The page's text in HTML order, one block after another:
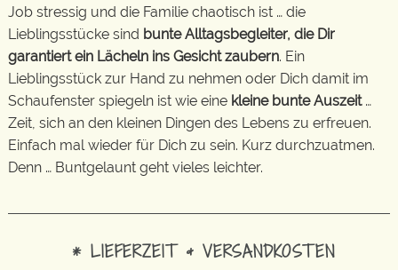
Job stressig und die Familie chaotisch ist … die
Lieblingsstücke sind bunte Alltagsbegleiter, die Dir
garantiert ein Lächeln ins Gesicht zaubern. Ein
Lieblingsstück zur Hand zu nehmen oder Dich damit im
Schaufenster spiegeln ist wie eine kleine bunte Auszeit…
Zeit, sich an den kleinen Dingen des Lebens zu erfreuen.
Einfach mal wieder für Dich zu sein. Kurz durchzuatmen.
Denn … Buntgelaunt geht vieles leichter.
* LIEFERZEIT & VERSANDKOSTEN